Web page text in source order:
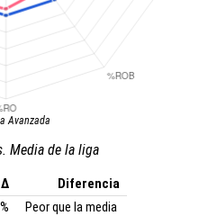
Avanzada
Media de la liga
Δ
Diferencia
Peor que la media